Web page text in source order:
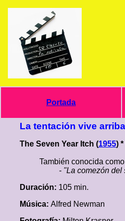
Portada
La tentación vive arriba
The Seven Year Itch (1955)
También conocida
- "La comezón del
Duración: 105 min.
Música: Alfred Newman